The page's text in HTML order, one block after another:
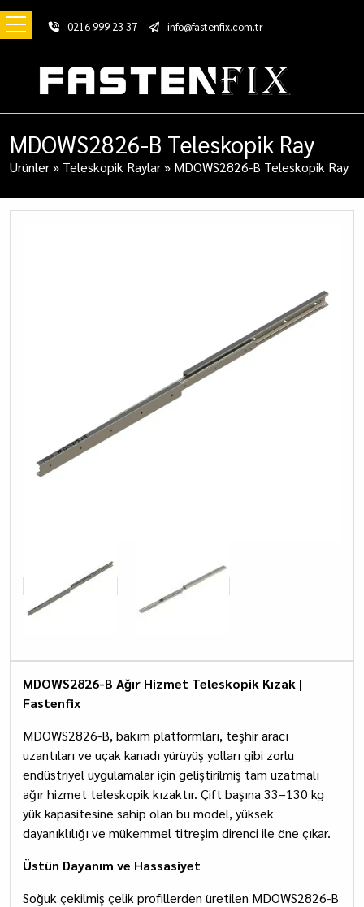
0216 999 23 37 info@fastenfix.com.tr
MDOWS2826-B Teleskopik Ray
Ürünler» Teleskopik Raylar» MDOWS2826-B Teleskopik Ray
MDOWS2826-B Ağır Hizmet Teleskopik Kızak |
Fastenfix
MDOWS2826-B, bakım platformları, teşhir aracı
uzantıları ve uçak kanadı yürüyüş yolları gibi zorlu
endüstriyel uygulamalar için geliştirilmiş tam uzatmalı
ağır hizmet teleskopik kızaktır. Çift başına 33–130 kg
yük kapasitesine sahip olan bu model, yüksek
dayanıklılığı ve mükemmel titreşim direnci ile öne çıkar.
Üstün Dayanım ve Hassasiyet
Soğuk çekilmiş çelik profillerden üretilen MDOWS2826-B